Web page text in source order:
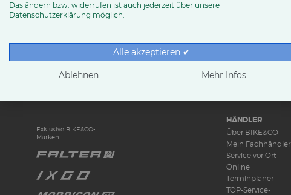
Exklusive BIKE&CO-
Marken
RUND UMS RAD
News & Trends
HÄNDLER
Über BIKE&CO
Mein Fachhändler
Service vor Ort
Online
Terminplaner
TOP-Service-
Das ändern bzw. widerrufen ist auch jederzeit über unsere
Datenschutzerklärung möglich.
Alle akzeptieren ✔
Ablehnen Mehr Infos